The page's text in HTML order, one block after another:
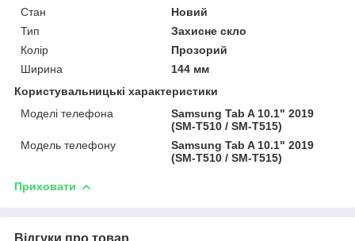
Стан
Новий
Тип
Захисне скло
Колір
Прозорий
Ширина
144 мм
Користувальницькі характеристики
Моделі телефона
Samsung Tab A 10.1" 2019
(SM-T510 / SM-T515)
Модель телефону
Samsung Tab A 10.1" 2019
(SM-T510 / SM-T515)
Приховати
Відгуки про товар